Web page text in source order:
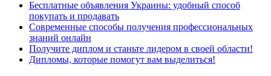
Бесплатные объявления Украины: удобный способ
покупать и продавать
Современные способы получения профессиональных
знаний онлайн
Получите диплом и станьте лидером в своей области!
Дипломы, которые помогут вам выделиться!